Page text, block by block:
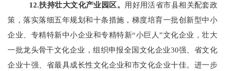
12.扶持壮大文化产业园区。 用好用活省市县相关配套政
策，落实落细五年规划和十条措施，梯度培育一批创新型中小
企业、专精特新中小企业和专精特新“小巨人”文化企业，壮大
一批龙头骨干文化企业，组织申报全国文化企业30强、省文化
企业十强、省最具成长性文化企业和市文化企业十佳。进一步